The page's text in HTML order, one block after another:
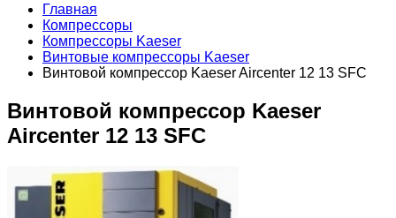
Главная
Компрессоры
Компрессоры Kaeser
Винтовые компрессоры Kaeser
Винтовой компрессор Kaeser Aircenter 12 13 SFC
Винтовой компрессор Kaeser
Aircenter 12 13 SFC